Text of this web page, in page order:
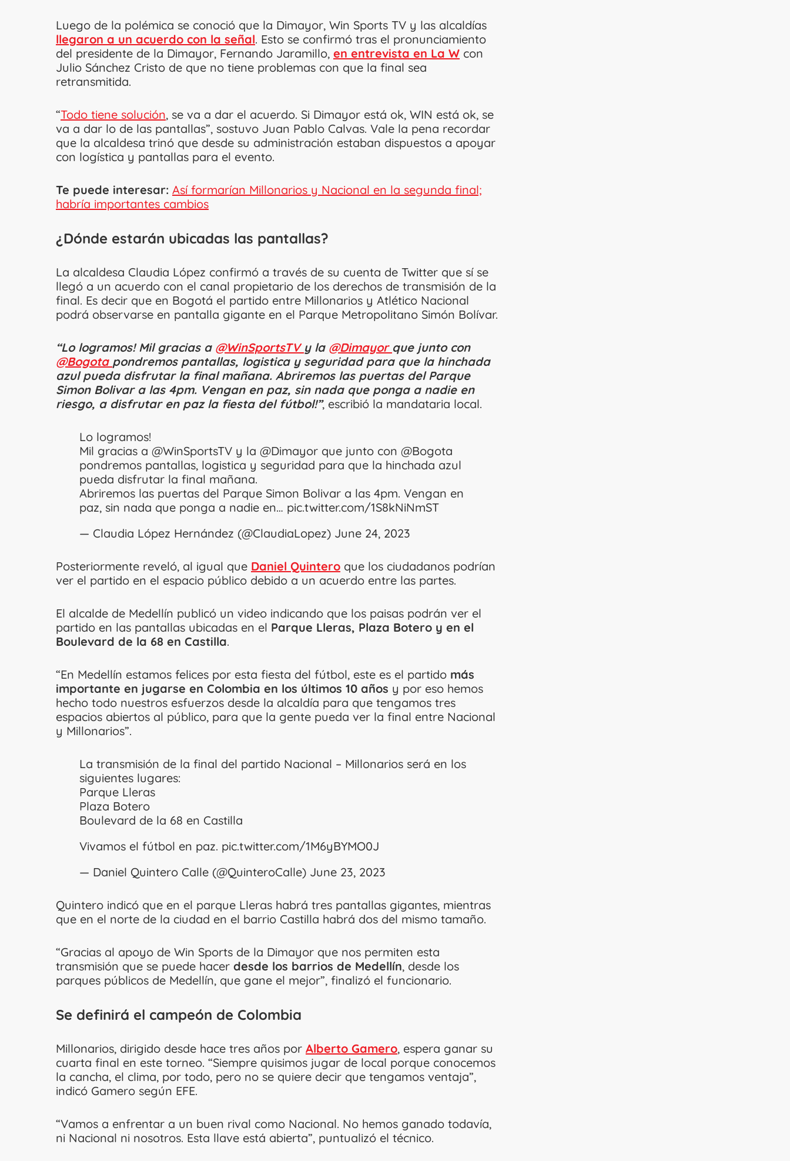
Luego de la polémica se conoció que la Dimayor, Win Sports TV y las alcaldías
llegaron a un acuerdo con la señal. Esto se confirmó tras el pronunciamiento
del presidente de la Dimayor, Fernando Jaramillo, en entrevista en La W con
Julio Sánchez Cristo de que no tiene problemas con que la final sea
retransmitida.
“Todo tiene solución, se va a dar el acuerdo. Si Dimayor está ok, WIN está ok, se
va a dar lo de las pantallas”, sostuvo Juan Pablo Calvas. Vale la pena recordar
que la alcaldesa trinó que desde su administración estaban dispuestos a apoyar
con logística y pantallas para el evento.
Te puede interesar: Así formarían Millonarios y Nacional en la segunda final;
habría importantes cambios
¿Dónde estarán ubicadas las pantallas?
La alcaldesa Claudia López confirmó a través de su cuenta de Twitter que sí se
llegó a un acuerdo con el canal propietario de los derechos de transmisión de la
final. Es decir que en Bogotá el partido entre Millonarios y Atlético Nacional
podrá observarse en pantalla gigante en el Parque Metropolitano Simón Bolívar.
“Lo logramos! Mil gracias a @WinSportsTV y la @Dimayor que junto con
@Bogota pondremos pantallas, logistica y seguridad para que la hinchada
azul pueda disfrutar la final mañana. Abriremos las puertas del Parque
Simon Bolivar a las 4pm. Vengan en paz, sin nada que ponga a nadie en
riesgo, a disfrutar en paz la fiesta del fútbol!”, escribió la mandataria local.
Lo logramos!
Mil gracias a @WinSportsTV y la @Dimayor que junto con @Bogota
pondremos pantallas, logistica y seguridad para que la hinchada azul
pueda disfrutar la final mañana.
Abriremos las puertas del Parque Simon Bolivar a las 4pm. Vengan en
paz, sin nada que ponga a nadie en… pic.twitter.com/1S8kNiNmST
— Claudia López Hernández (@ClaudiaLopez) June 24, 2023
Posteriormente reveló, al igual que Daniel Quintero que los ciudadanos podrían
ver el partido en el espacio público debido a un acuerdo entre las partes.
El alcalde de Medellín publicó un video indicando que los paisas podrán ver el
partido en las pantallas ubicadas en el Parque Lleras, Plaza Botero y en el
Boulevard de la 68 en Castilla.
“En Medellín estamos felices por esta fiesta del fútbol, este es el partido más
importante en jugarse en Colombia en los últimos 10 años y por eso hemos
hecho todo nuestros esfuerzos desde la alcaldía para que tengamos tres
espacios abiertos al público, para que la gente pueda ver la final entre Nacional
y Millonarios”.
La transmisión de la final del partido Nacional – Millonarios será en los
siguientes lugares:
Parque Lleras
Plaza Botero
Boulevard de la 68 en Castilla
Vivamos el fútbol en paz. pic.twitter.com/1M6yBYMO0J
— Daniel Quintero Calle (@QuinteroCalle) June 23, 2023
Quintero indicó que en el parque Lleras habrá tres pantallas gigantes, mientras
que en el norte de la ciudad en el barrio Castilla habrá dos del mismo tamaño.
“Gracias al apoyo de Win Sports de la Dimayor que nos permiten esta
transmisión que se puede hacer desde los barrios de Medellín, desde los
parques públicos de Medellín, que gane el mejor”, finalizó el funcionario.
Se definirá el campeón de Colombia
Millonarios, dirigido desde hace tres años por Alberto Gamero, espera ganar su
cuarta final en este torneo. “Siempre quisimos jugar de local porque conocemos
la cancha, el clima, por todo, pero no se quiere decir que tengamos ventaja”,
indicó Gamero según EFE.
“Vamos a enfrentar a un buen rival como Nacional. No hemos ganado todavía,
ni Nacional ni nosotros. Esta llave está abierta”, puntualizó el técnico.